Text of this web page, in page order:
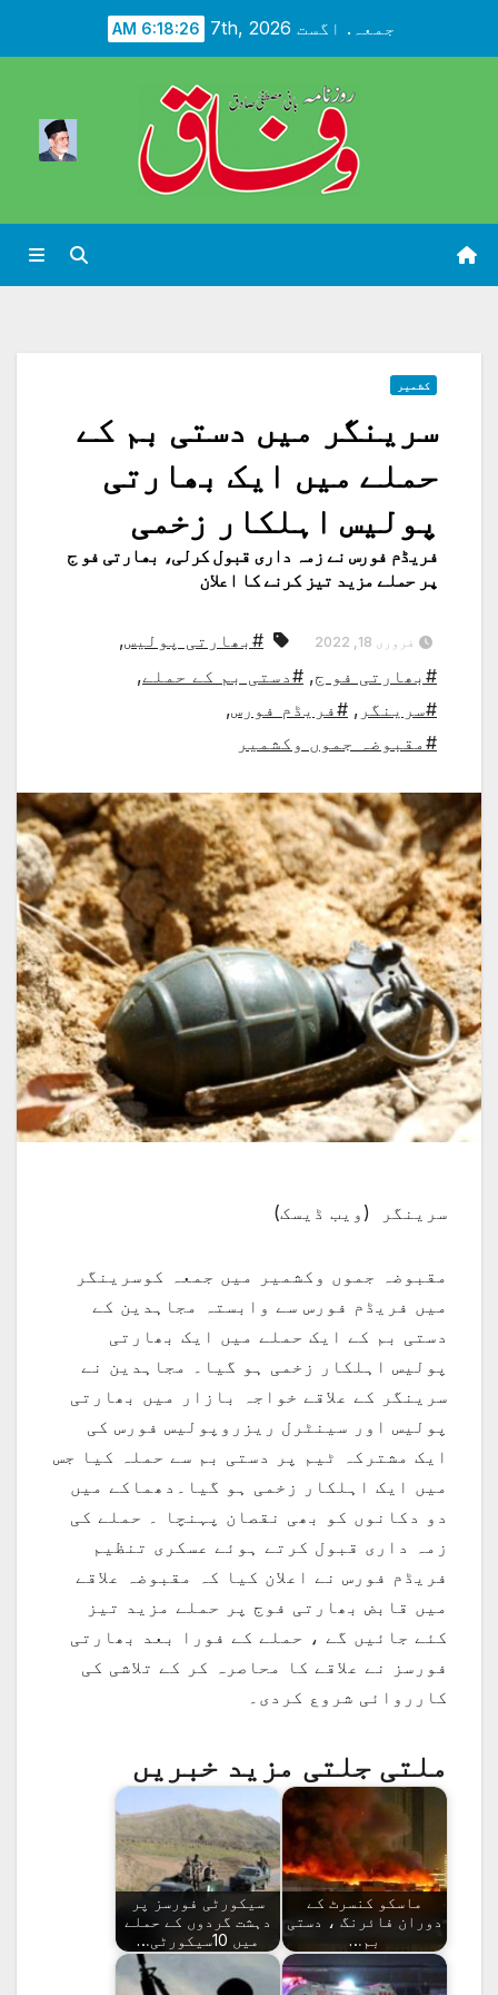
جمعہ. اگست 7th, 2026 6:18:27 AM
کشمیر
سرینگر میں دستی بم کے
حملے میں ایک بھارتی
پولیس اہلکار زخمی
فریڈم فورس نے زمہ داری قبول کرلی، بھارتی فو ج
پر حملے مزید تیز کرنے کا اعلان
فروری 18, 2022 #بھارتی پولیس,
#بھارتی فو ج, #دستی بم کے حملے,
#سرینگر , #فریڈم فورس,
#مقبوضہ جموں وکشمیر
سرینگر (ویب ڈیسک)
مقبوضہ جموں وکشمیر میں جمعہ کوسرینگر
میں فریڈم فورس سے وابستہ مجاہدین کے
دستی بم کے ایک حملے میں ایک بھارتی
پولیس اہلکار زخمی ہو گیا۔ مجاہدین نے
سرینگر کے علاقے خواجہ بازار میں بھارتی
پولیس اور سینٹرل ریزروپولیس فورس کی
ایک مشترکہ ٹیم پر دستی بم سے حملہ کیا جس
میں ایک اہلکار زخمی ہو گیا۔دھماکے میں
دو دکانوں کو بھی نقصان پہنچا ۔ حملے کی
زمہ داری قبول کرتے ہوئے عسکری تنظیم
فریڈم فورس نے اعلان کیا کہ مقبوضہ علاقے
میں قابض بھارتی فوج پر حملے مزید تیز
کئے جائیں گے ، حملے کے فورا بعد بھارتی
فورسز نے علاقے کا محاصرہ کر کے تلاشی کی
کارروائی شروع کردی۔
ملتی جلتی مزید خبریں
ماسکو کنسرٹ کے
دوران فائرنگ ، دستی
بم…
سیکورٹی فورسز پر
دہشت گردوں کے حملے
میں 10سیکورٹی…